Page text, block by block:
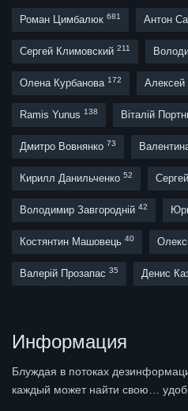
Роман Цимбалюк 681 Антон
Сергей Климовский 211
Олена Курбанова 172 Алексей
Ramis Yunus 138 Віталій
Дмитро Вовнянко 73
Кирилл Данильченко 52
Володимир Завгородній 42
Костянтин Машовець 40
Валерій Прозапас 35 Денис
Информация
Блуждая в потоках
каждый может найти свою…